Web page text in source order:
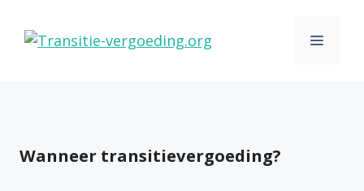
naar
MENU
Wanneer transitievergoeding?